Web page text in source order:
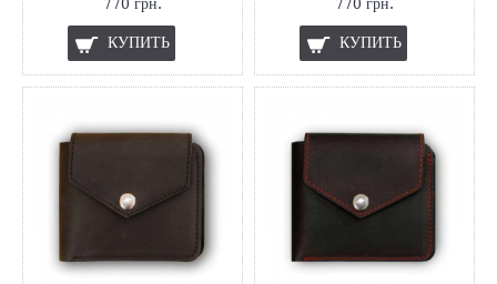
770 грн.
КУПИТЬ
770 грн.
КУПИТЬ